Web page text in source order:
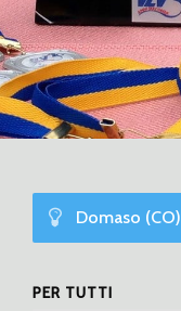
Domaso (CO)
PER TUTTI